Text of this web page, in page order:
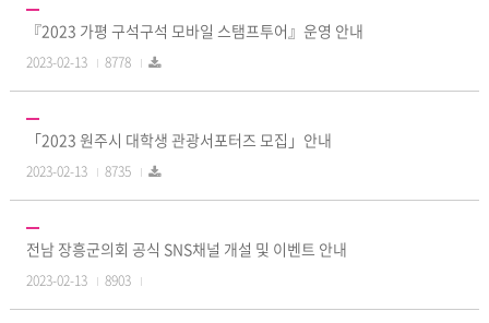
『2023 가평 구석구석 모바일 스탬프투어』운영 안내
2023-02-13 8778
「2023 원주시 대학생 관광서포터즈 모집」안내
2023-02-13 8735
전남 장흥군의회 공식 SNS채널 개설 및 이벤트 안내
2023-02-13 8903